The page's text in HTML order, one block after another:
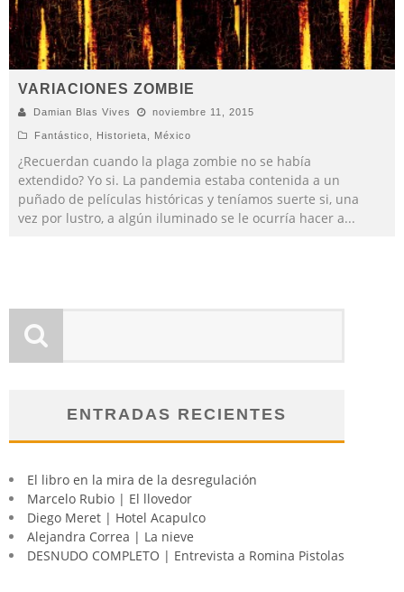
VARIACIONES ZOMBIE
Damian Blas Vives noviembre 11, 2015
Fantástico Historieta México
¿Recuerdan cuando la plaga zombie no se había
extendido? Yo si. La pandemia estaba contenida a un
puñado de películas históricas y teníamos suerte si, una
vez por lustro, a algún iluminado se le ocurría hacer a...
ENTRADAS RECIENTES
El libro en la mira de la desregulación
Marcelo Rubio | El llovedor
Diego Meret | Hotel Acapulco
Alejandra Correa | La nieve
DESNUDO COMPLETO | Entrevista a Romina Pistolas